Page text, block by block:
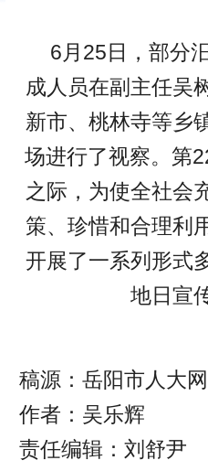
6月25日，部分
成人员在副主任吴
新市、桃林寺等乡
场进行了视察。第
之际，为使全社会
策、珍惜和合理利
开展了一系列形式
地日宣
稿源：岳阳市人大网
作者：吴乐辉
责任编辑：刘舒尹